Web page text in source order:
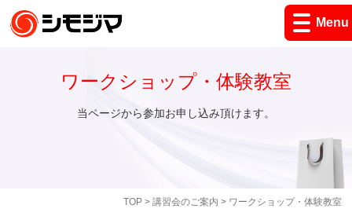
Menu
TOP> 講習会のご案内 > ワークショップ・体験教室
ワークショップ・体験教室
当ページから参加お申し込み頂けます。